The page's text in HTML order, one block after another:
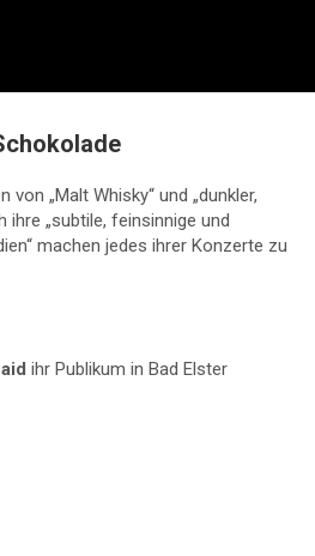
„Malt Whisky“ und „dunkler,
ihre „subtile, feinsinnige und
machen jedes ihrer Konzerte zu
ihr Publikum in Bad Elster